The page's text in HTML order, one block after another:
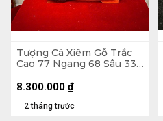
Tượng Cá Xiêm Gỗ Trắc
Cao 77 Ngang 68 Sâu 33
2 tháng trước
8.300.000 ₫